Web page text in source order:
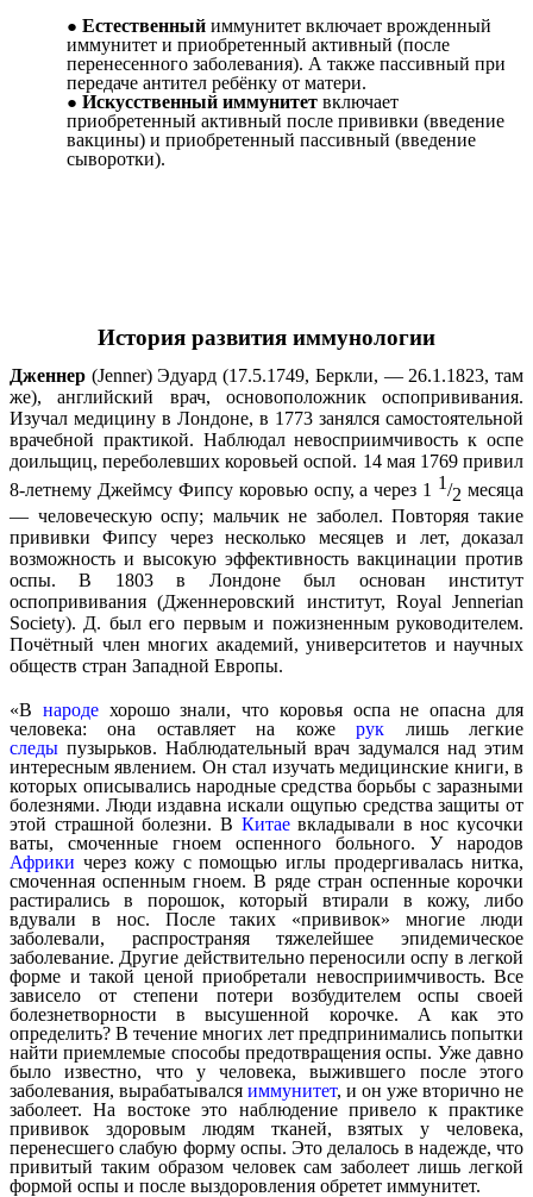
Естественный иммунитет включает врожденный
иммунитет и приобретенный активный (после
перенесенного заболевания). А также пассивный при
передаче антител ребёнку от матери.
Искусственный иммунитет включает
приобретенный активный после прививки (введение
вакцины) и приобретенный пассивный (введение
сыворотки).
История развития иммунологии
Дженнер (Jenner) Эдуард (17.5.1749, Беркли, — 26.1.1823, там
же), английский врач, основоположник оспопрививания.
Изучал медицину в Лондоне, в 1773 занялся самостоятельной
врачебной практикой. Наблюдал невосприимчивость к оспе
доильщиц, переболевших коровьей оспой. 14 мая 1769 привил
8-летнему Джеймсу Фипсу коровью оспу, а через 1 1/2 месяца
— человеческую оспу; мальчик не заболел. Повторяя такие
прививки Фипсу через несколько месяцев и лет, доказал
возможность и высокую эффективность вакцинации против
оспы. В 1803 в Лондоне был основан институт
оспопрививания (Дженнеровский институт, Royal Jennerian
Society). Д. был его первым и пожизненным руководителем.
Почётный член многих академий, университетов и научных
обществ стран Западной Европы.
«В народехорошо знали, что коровья оспа не опасна для
человека: она оставляет на кожерук лишь легкие
следы пузырьков. Наблюдательный врач задумался над этим
интересным явлением. Он стал изучать медицинские книги, в
которых описывались народные средства борьбы с заразными
болезнями. Люди издавна искали ощупью средства защиты от
этой страшной болезни. В Китаевкладывали в нос кусочки
ваты, смоченные гноем оспенного больного. У народов
Африки через кожу с помощью иглы продергивалась нитка,
смоченная оспенным гноем. В ряде стран оспенные корочки
растирались в порошок, который втирали в кожу, либо
вдували в нос. После таких «прививок» многие люди
заболевали, распространяя тяжелейшее эпидемическое
заболевание. Другие действительно переносили оспу в легкой
форме и такой ценой приобретали невосприимчивость. Все
зависело от степени потери возбудителем оспы своей
болезнетворности в высушенной корочке. А как это
определить? В течение многих лет предпринимались попытки
найти приемлемые способы предотвращения оспы. Уже давно
было известно, что у человека, выжившего после этого
заболевания, вырабатывался иммунитет, и он уже вторично не
заболеет. На востоке это наблюдение привело к практике
прививок здоровым людям тканей, взятых у человека,
перенесшего слабую форму оспы. Это делалось в надежде, что
привитый таким образом человек сам заболеет лишь легкой
формой оспы и после выздоровления обретет иммунитет.